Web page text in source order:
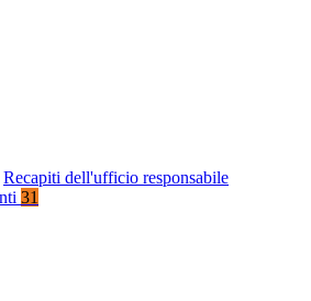
Recapiti dell'ufficio responsabile
31